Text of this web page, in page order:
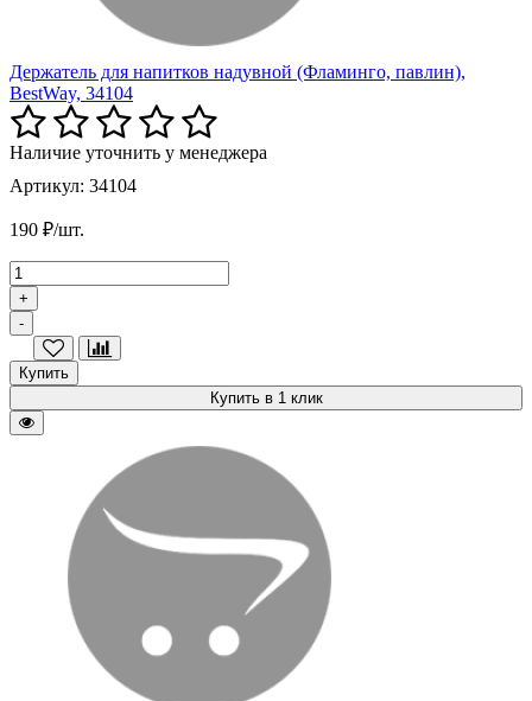
Держатель для напитков надувной (Фламинго, павлин),
BestWay, 34104
Наличие уточнить у менеджера
Артикул: 34104
190 ₽/шт.
+
-
Купить
Купить в 1 клик